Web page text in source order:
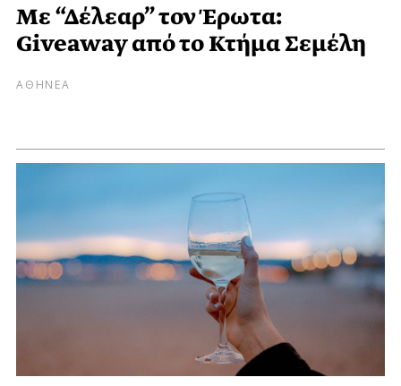
Με “Δέλεαρ” τον Έρωτα:
Giveaway από το Κτήμα Σεμέλη
ΑΘΗΝΕΑ